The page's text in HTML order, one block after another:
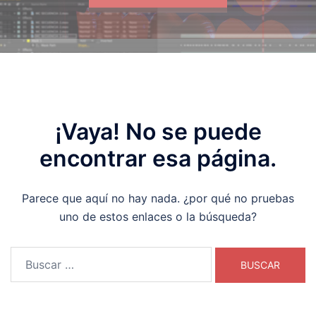
¡Vaya! No se puede
encontrar esa página.
Parece que aquí no hay nada. ¿por qué no pruebas
uno de estos enlaces o la búsqueda?